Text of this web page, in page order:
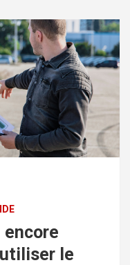
encore
le